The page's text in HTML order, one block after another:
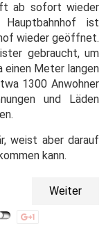
ab sofort wieder
ist
wieder geöffnet.
gebraucht, um
einen Meter langen
1300 Anwohner
und Läden
weist aber darauf
kann.
Weiter